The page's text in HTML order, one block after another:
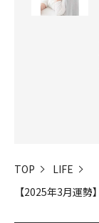
TOP
LIFE
【2025年3月運